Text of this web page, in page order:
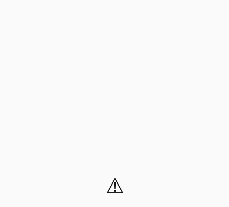
⚠️